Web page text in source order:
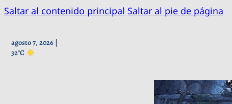
Saltar al contenido principal Saltar al pie de página
agosto 7, 2026 |
32°C